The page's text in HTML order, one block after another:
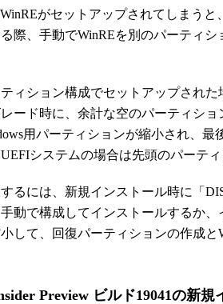
がセットアップされてしまうと
際、手動でWinREを別のパーティ
ィション構成でセットアップされた
ード時に、余計な空のパーティシ
用パーティションが縮小され、
システムの場合は先頭のパーテ
るには、新規インストール時に「
動で構成してインストールするか、
して、回復パーティションの作成
Preview ビルド19041の新